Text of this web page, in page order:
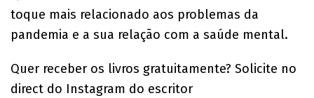
toque mais relacionado aos problemas da
pandemia e a sua relação com a saúde mental.
Quer receber os livros gratuitamente? Solicite no
direct do Instagram do escritor